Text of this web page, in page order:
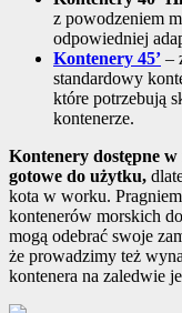
z powodzeniem
odpowiedniej
Kontenery 45’ –
standardowy
które potrzebują
kontenerze.
Kontenery dostępne w
gotowe do użytku,
kota w worku.
kontenerów morskich
mogą odebrać swoje
że prowadzimy też
kontenera na zaledwie